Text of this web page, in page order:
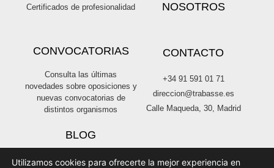
Certificados de profesionalidad
NOSOTROS
CONVOCATORIAS
Consulta las últimas
novedades sobre oposiciones y
nuevas convocatorias de
distintos organismos
BLOG
CONTACTO
+34 91 591 01 71
direccion@trabasse.es
Calle Maqueda, 30, Madrid
Centro de Estudios Trabasse © 2026 | Desarrollado por Adverthia
Utilizamos cookies para ofrecerte la mejor experiencia en